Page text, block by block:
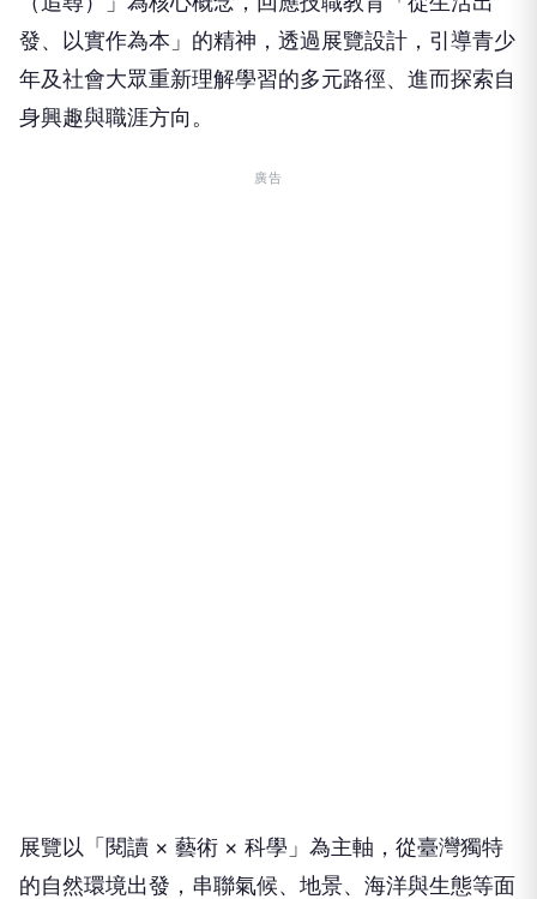
發、以實作為本」的精神，透過展覽設計，引導青少
年及社會大眾重新理解學習的多元路徑、進而探索自
身興趣與職涯方向。
廣告
展覽以「閱讀 × 藝術 × 科學」為主軸，從臺灣獨特
的自然環境出發，串聯氣候、地景、海洋與生態等面